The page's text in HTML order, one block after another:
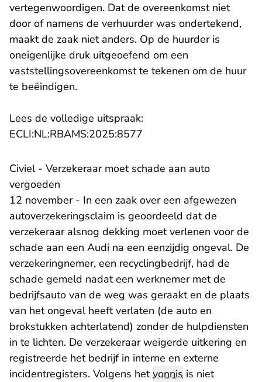
vertegenwoordigen. Dat de overeenkomst niet
door of namens de verhuurder was ondertekend,
maakt de zaak niet anders. Op de huurder is
oneigenlijke druk uitgeoefend om een
vaststellingsovereenkomst te tekenen om de huur
te beëindigen.
Lees de volledige uitspraak:
ECLI:NL:RBAMS:2025:8577
Civiel - Verzekeraar moet schade aan auto
vergoeden
12 november - In een zaak over een afgewezen
autoverzekeringsclaim is geoordeeld dat de
verzekeraar alsnog dekking moet verlenen voor de
schade aan een Audi na een eenzijdig ongeval. De
verzekeringnemer, een recyclingbedrijf, had de
schade gemeld nadat een werknemer met de
bedrijfsauto van de weg was geraakt en de plaats
van het ongeval heeft verlaten (de auto en
brokstukken achterlatend) zonder de hulpdiensten
in te lichten. De verzekeraar weigerde uitkering en
registreerde het bedrijf in interne en externe
incidentregisters. Volgens hetvonnis is niet